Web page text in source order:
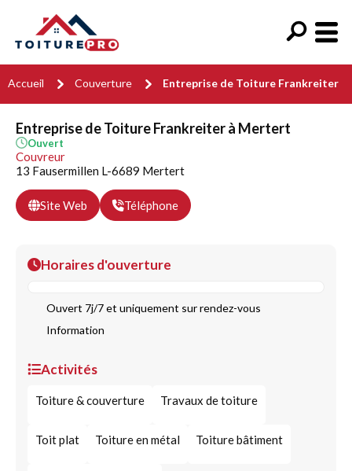
Accueil Couverture Entreprise de Toiture Frankreiter
Entreprise de Toiture Frankreiter à Mertert
Ouvert
Couvreur
13 Fausermillen L-6689 Mertert
Site Web Téléphone
Horaires d'ouverture
Ouvert 7j/7 et uniquement sur rendez-vous
Information
Activités
Toiture & couverture Travaux de toiture
Toit plat Toiture en métal Toiture bâtiment